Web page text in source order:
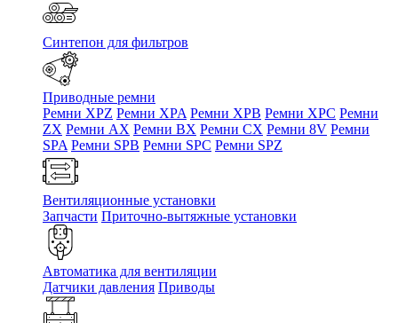
Синтепон для фильтров
Приводные ремни
Ремни XPZ Ремни XPA Ремни XPB Ремни XPC Ремни
ZX Ремни AX Ремни BX Ремни CX Ремни 8V Ремни
SPA Ремни SPB Ремни SPC Ремни SPZ
Вентиляционные установки
Запчасти Приточно-вытяжные установки
Автоматика для вентиляции
Датчики давления Приводы